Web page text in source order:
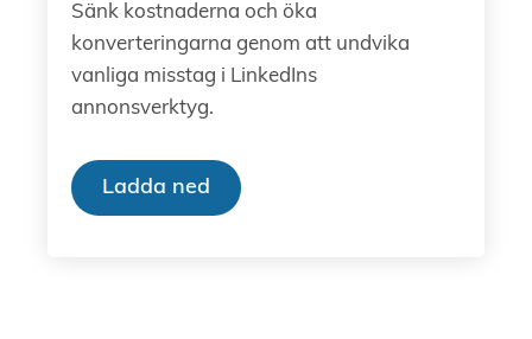
Sänk kostnaderna och öka
konverteringarna genom att undvika
vanliga misstag i LinkedIns
annonsverktyg.
Ladda ned